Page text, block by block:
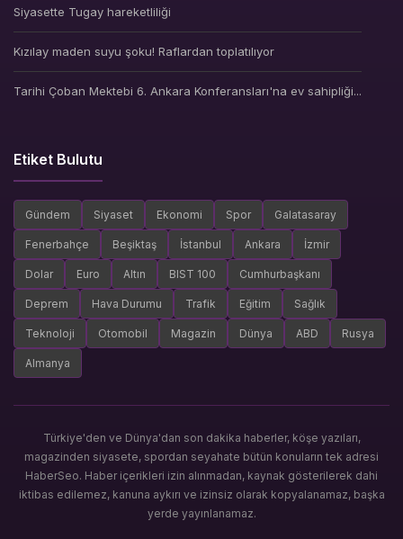
Siyasette Tugay hareketliliği
Kızılay maden suyu şoku! Raflardan toplatılıyor
Tarihi Çoban Mektebi 6. Ankara Konferansları'na ev sahipliği...
Etiket Bulutu
Gündem Siyaset Ekonomi Spor Galatasaray
Fenerbahçe Beşiktaş İstanbul Ankara İzmir
Dolar Euro Altın BIST 100 Cumhurbaşkanı
Deprem Hava Durumu Trafik Eğitim Sağlık
Teknoloji Otomobil Magazin Dünya ABD Rusya
Almanya
Türkiye'den ve Dünya'dan son dakika haberler, köşe yazıları,
magazinden siyasete, spordan seyahate bütün konuların tek adresi
HaberSeo. Haber içerikleri izin alınmadan, kaynak gösterilerek dahi
iktibas edilemez, kanuna aykırı ve izinsiz olarak kopyalanamaz, başka
yerde yayınlanamaz.